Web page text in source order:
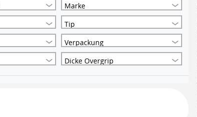
Marke
Tip
Verpackung
Dicke Overgrip